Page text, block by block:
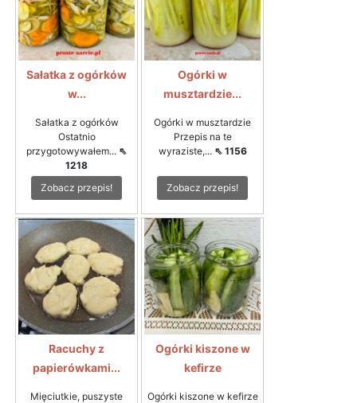
Sałatka z ogórków
w...
Sałatka z ogórków
Ostatnio
przygotowywałem... ⇖
1218
Zobacz przepis!
Ogórki w
musztardzie...
Ogórki w musztardzie
Przepis na te
wyraziste,... ⇖ 1156
Zobacz przepis!
Racuchy z
papierówkami...
Mięciutkie, puszyste
Ogórki kiszone w
kefirze
Ogórki kiszone w kefirze